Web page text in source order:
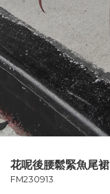
花呢後腰鬆緊魚尾裙
FM230913